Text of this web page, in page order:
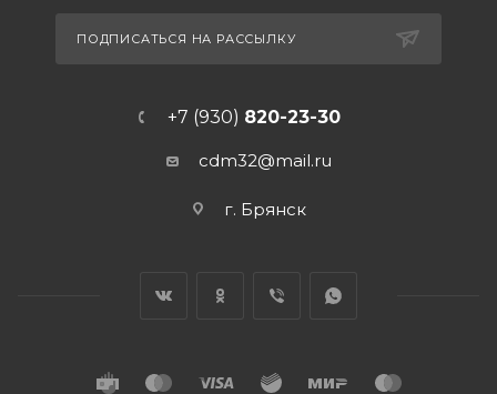
ПОДПИСАТЬСЯ НА РАССЫЛКУ
+7 (930) 820-23-30
cdm32@mail.ru
г. Брянск